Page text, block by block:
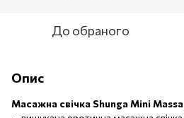
До обраного
Опис
Масажна свічка Shunga Mini